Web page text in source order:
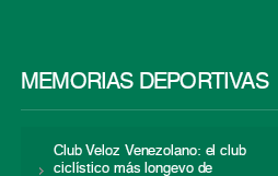
MEMORIAS DEPORTIVAS
Club Veloz Venezolano: el club
ciclístico más longevo de